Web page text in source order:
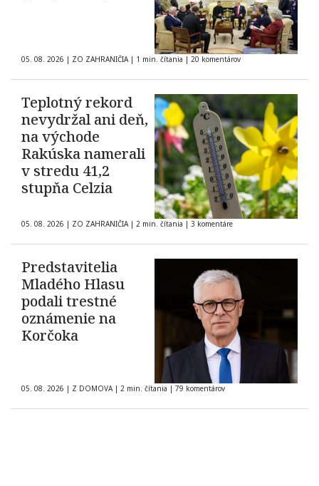
05. 08. 2026 | ZO ZAHRANIČIA | 1 min. čítania | 20 komentárov
Teplotný rekord
nevydržal ani deň,
na východe
Rakúska namerali
v stredu 41,2
stupňa Celzia
05. 08. 2026 | ZO ZAHRANIČIA | 2 min. čítania | 3 komentáre
Predstavitelia
Mladého Hlasu
podali trestné
oznámenie na
Korčoka
05. 08. 2026 | Z DOMOVA | 2 min. čítania | 79 komentárov